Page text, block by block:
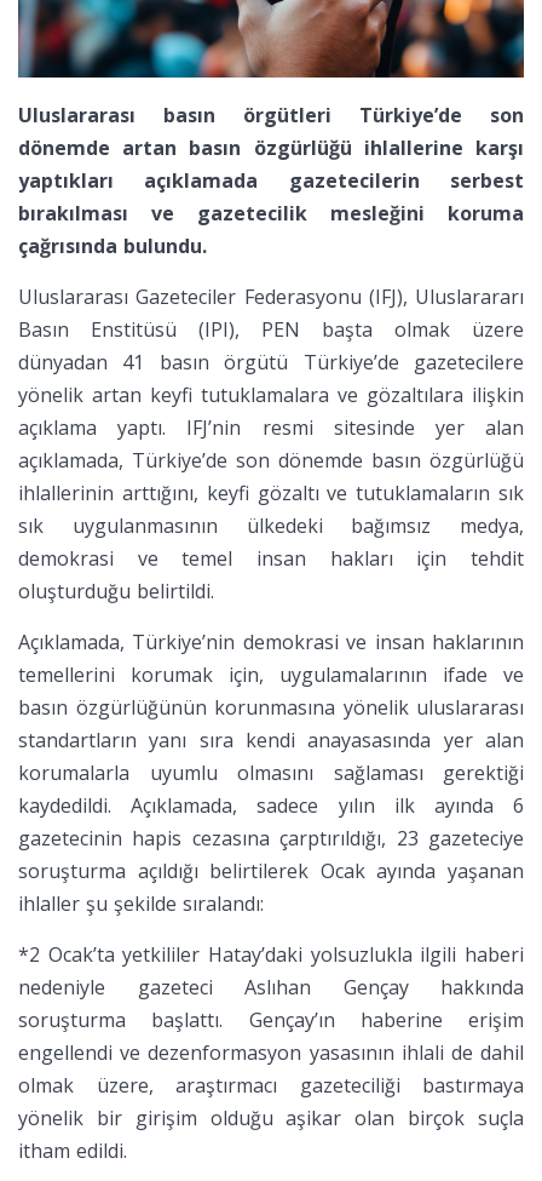
Uluslararası basın örgütleri Türkiye’de son
dönemde artan basın özgürlüğü ihlallerine karşı
yaptıkları açıklamada gazetecilerin serbest
bırakılması ve gazetecilik mesleğini koruma
çağrısında bulundu.
Uluslararası Gazeteciler Federasyonu (IFJ), Uluslarararı
Basın Enstitüsü (IPI), PEN başta olmak üzere
dünyadan 41 basın örgütü Türkiye’de gazetecilere
yönelik artan keyfi tutuklamalara ve gözaltılara ilişkin
açıklama yaptı. IFJ’nin resmi sitesinde yer alan
açıklamada, Türkiye’de son dönemde basın özgürlüğü
ihlallerinin arttığını, keyfi gözaltı ve tutuklamaların sık
sık uygulanmasının ülkedeki bağımsız medya,
demokrasi ve temel insan hakları için tehdit
oluşturduğu belirtildi.
Açıklamada, Türkiye’nin demokrasi ve insan haklarının
temellerini korumak için, uygulamalarının ifade ve
basın özgürlüğünün korunmasına yönelik uluslararası
standartların yanı sıra kendi anayasasında yer alan
korumalarla uyumlu olmasını sağlaması gerektiği
kaydedildi. Açıklamada, sadece yılın ilk ayında 6
gazetecinin hapis cezasına çarptırıldığı, 23 gazeteciye
soruşturma açıldığı belirtilerek Ocak ayında yaşanan
ihlaller şu şekilde sıralandı:
*2 Ocak’ta yetkililer Hatay’daki yolsuzlukla ilgili haberi
nedeniyle gazeteci Aslıhan Gençay hakkında
soruşturma başlattı. Gençay’ın haberine erişim
engellendi ve dezenformasyon yasasının ihlali de dahil
olmak üzere, araştırmacı gazeteciliği bastırmaya
yönelik bir girişim olduğu aşikar olan birçok suçla
itham edildi.